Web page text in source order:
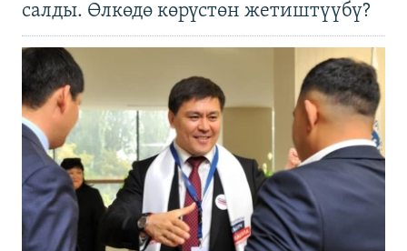
салды. Өлкөдө көрүстөн жетиштүүбү?